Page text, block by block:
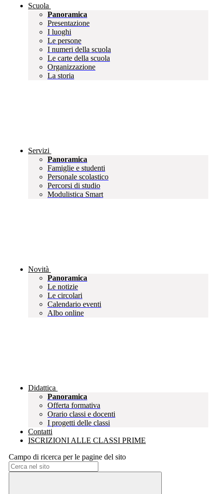
Scuola
Panoramica
Presentazione
I luoghi
Le persone
I numeri della scuola
Le carte della scuola
Organizzazione
La storia
Servizi
Panoramica
Famiglie e studenti
Personale scolastico
Percorsi di studio
Modulistica Smart
Novità
Panoramica
Le notizie
Le circolari
Calendario eventi
Albo online
Didattica
Panoramica
Offerta formativa
Orario classi e docenti
I progetti delle classi
Contatti
ISCRIZIONI ALLE CLASSI PRIME
Campo di ricerca per le pagine del sito